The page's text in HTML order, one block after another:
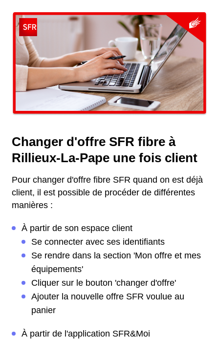
Changer d'offre SFR fibre à
Rillieux-La-Pape une fois client
Pour changer d'offre fibre SFR quand on est déjà
client, il est possible de procéder de différentes
manières :
À partir de son espace client
Se connecter avec ses identifiants
Se rendre dans la section 'Mon offre et mes
équipements'
Cliquer sur le bouton 'changer d'offre'
Ajouter la nouvelle offre SFR voulue au
panier
À partir de l'application SFR&Moi